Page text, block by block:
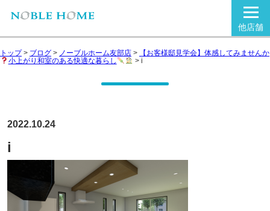
他店舗
トップ> ブログ > ノーブルホーム友部店 >
【お客様邸見学会】体感してみませんか
小上がり和室のある快適な暮らし
> i
2022.10.24
i